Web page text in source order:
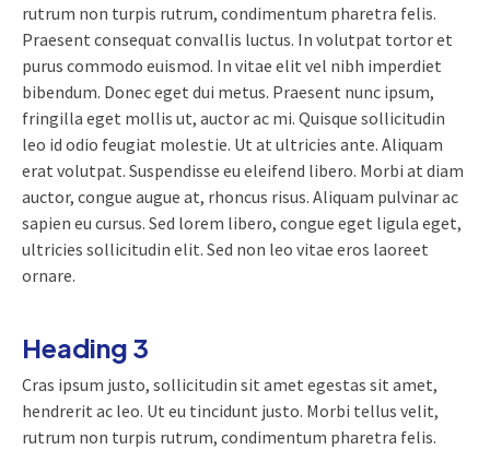
rutrum non turpis rutrum, condimentum pharetra felis.
Praesent consequat convallis luctus. In volutpat tortor et
purus commodo euismod. In vitae elit vel nibh imperdiet
bibendum. Donec eget dui metus. Praesent nunc ipsum,
fringilla eget mollis ut, auctor ac mi. Quisque sollicitudin
leo id odio feugiat molestie. Ut at ultricies ante. Aliquam
erat volutpat. Suspendisse eu eleifend libero. Morbi at diam
auctor, congue augue at, rhoncus risus. Aliquam pulvinar ac
sapien eu cursus. Sed lorem libero, congue eget ligula eget,
ultricies sollicitudin elit. Sed non leo vitae eros laoreet
ornare.
Heading 3
Cras ipsum justo, sollicitudin sit amet egestas sit amet,
hendrerit ac leo. Ut eu tincidunt justo. Morbi tellus velit,
rutrum non turpis rutrum, condimentum pharetra felis.